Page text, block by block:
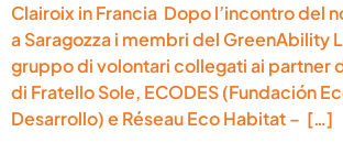
Clairoix in Francia Dopo l’incontro del
a Saragozza i membri del GreenAbility
gruppo di volontari collegati ai partner
di Fratello Sole, ECODES (Fundación
Desarrollo) e Réseau Eco Habitat – […]